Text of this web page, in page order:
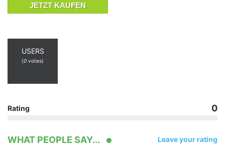
JETZT KAUFEN
USERS
(0 votes)
Rating 0
WHAT PEOPLE SAY... Leave your rating